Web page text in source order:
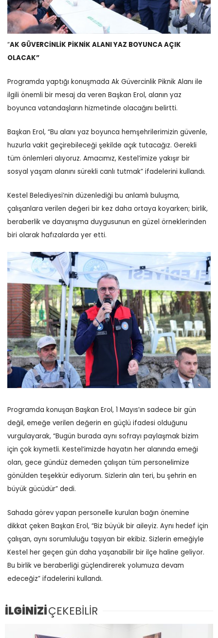
“AK GÜVERCİNLİK PİKNİK ALANI YAZ BOYUNCA AÇIK
OLACAK”
Programda yaptığı konuşmada Ak Güvercinlik Piknik Alanı ile
ilgili önemli bir mesaj da veren Başkan Erol, alanın yaz
boyunca vatandaşların hizmetinde olacağını belirtti.
Başkan Erol, “Bu alanı yaz boyunca hemşehrilerimizin güvenle,
huzurla vakit geçirebileceği şekilde açık tutacağız. Gerekli
tüm önlemleri alıyoruz. Amacımız, Kestel’imize yakışır bir
sosyal yaşam alanını sürekli canlı tutmak” ifadelerini kullandı.
Kestel Belediyesi’nin düzenlediği bu anlamlı buluşma,
çalışanlara verilen değeri bir kez daha ortaya koyarken; birlik,
beraberlik ve dayanışma duygusunun en güzel örneklerinden
biri olarak hafızalarda yer etti.
Programda konuşan Başkan Erol, 1 Mayıs’ın sadece bir gün
değil, emeğe verilen değerin en güçlü ifadesi olduğunu
vurgulayarak, “Bugün burada aynı sofrayı paylaşmak bizim
için çok kıymetli. Kestel’imizde hayatın her alanında emeği
olan, gece gündüz demeden çalışan tüm personelimize
gönülden teşekkür ediyorum. Sizlerin alın teri, bu şehrin en
büyük gücüdür” dedi.
Sahada görev yapan personelle kurulan bağın önemine
dikkat çeken Başkan Erol, “Biz büyük bir aileyiz. Aynı hedef için
çalışan, aynı sorumluluğu taşıyan bir ekibiz. Sizlerin emeğiyle
Kestel her geçen gün daha yaşanabilir bir ilçe haline geliyor.
Bu birlik ve beraberliği güçlendirerek yolumuza devam
edeceğiz” ifadelerini kullandı.
İLGİNİZİÇEKEBİLİR